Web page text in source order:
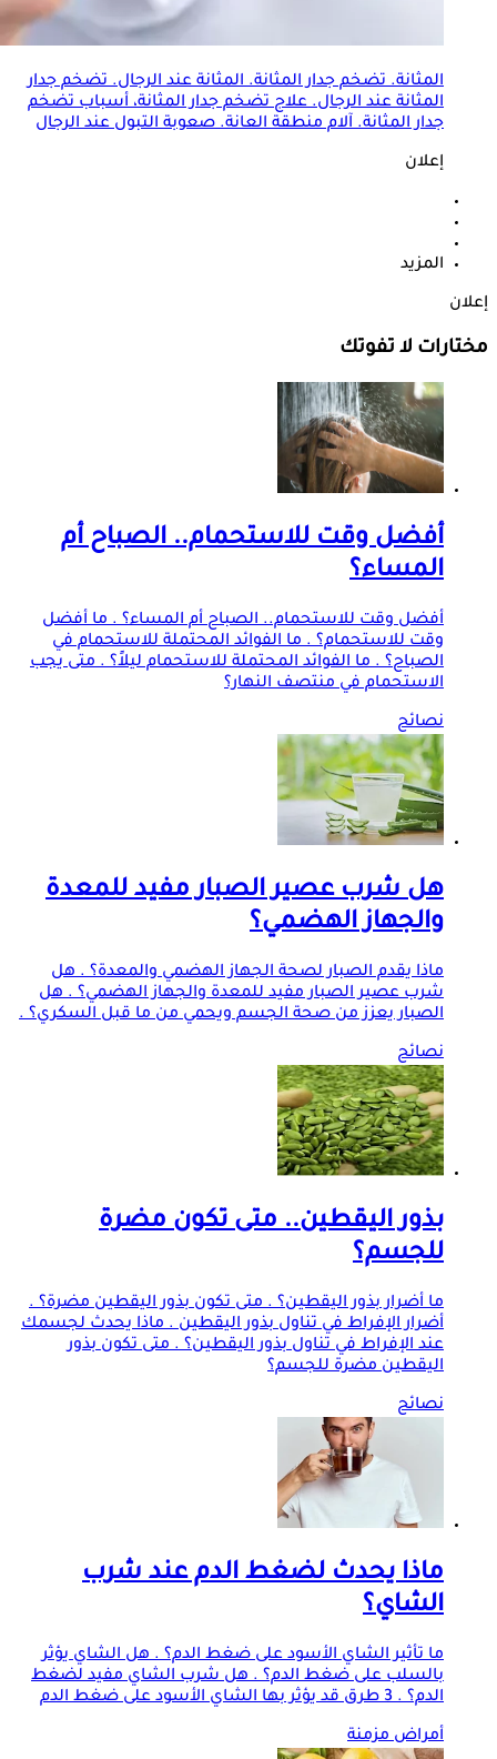
المثانة. تضخم جدار المثانة. المثانة عند الرجال. تضخم جدار
المثانةعند الرجال. علاج تضخم جدار المثانة، أسباب تضخم
جدار المثانة. آلام منطقة العانة. صعوبة التبول عند الرجال
إعلان
المزيد
إعلان
مختارات لا تفوتك
أفضل وقت للاستحمام.. الصباح أم
المساء؟
أفضل وقت للاستحمام.. الصباح أم المساء؟ . ما أفضل
وقت للاستحمام؟ . ما الفوائد المحتملة للاستحمام في
الصباح؟ . ما الفوائد المحتملة للاستحمام ليلاً؟ . متى يجب
الاستحمام في منتصف النهار؟
نصائح
هل شرب عصير الصبار مفيد للمعدة
والجهاز الهضمي؟
ماذا يقدم الصبار لصحة الجهاز الهضمي والمعدة؟ . هل
شرب عصير الصبار مفيد للمعدة والجهاز الهضمي؟ . هل
الصبار يعزز من صحة الجسم ويحمي من ما قبل السكري؟ .
نصائح
بذور اليقطين.. متى تكون مضرة
للجسم؟
ما أضرار بذور اليقطين؟ . متى تكون بذور اليقطين مضرة؟ .
أضرار الإفراط في تناول بذور اليقطين . ماذا يحدث لجسمك
عند الإفراط في تناول بذور اليقطين؟ . متى تكون بذور
اليقطين مضرة للجسم؟
نصائح
ماذا يحدث لضغط الدم عند شرب
الشاي؟
ما تأثير الشاي الأسود على ضغط الدم؟ . هل الشاي يؤثر
بالسلب على ضغط الدم؟ . هل شرب الشاي مفيد لضغط
الدم؟ . 3 طرق قد يؤثر بها الشاي الأسود على ضغط الدم
أمراض مزمنة